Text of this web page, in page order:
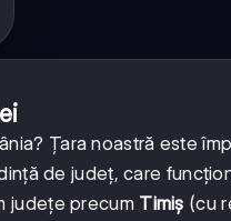
Țara noastră este
de județ, care
județe precum Timiș (cu